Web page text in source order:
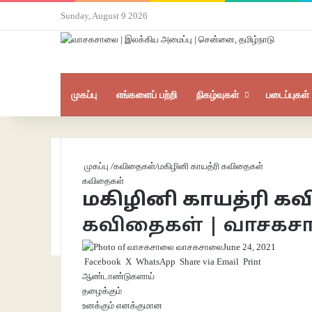
Sunday, August 9 2026
முகப்பு எங்களைப் பற்றி நிகழ்வுகள் படைப்புகள்
முகப்பு/கவிதைகள்/மகிழினி காயத்ரி கவிதைகள்
கவிதைகள்
மகிழினி காயத்ரி
கவிதைகள் |
வாசகசாலைJune 24, 2021
Facebook X WhatsApp Share via Email Print
ஆண்டாண்டுகளாய்
தழைக்கும்
உனக்கும் எனக்குமான